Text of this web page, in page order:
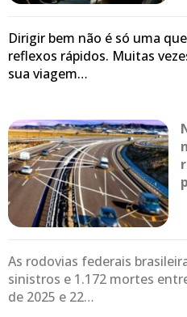
Dirigir bem não é só uma
reflexos rápidos. Muitas
sua viagem…
As rodovias federais
sinistros e 1.172 mortes
de 2025 e 22…